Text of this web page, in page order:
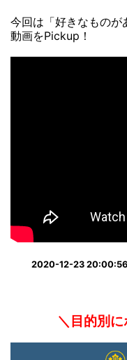
今回は「好きなものが
動画をPickup！
2020-12-23 20:00:56
＼目的別